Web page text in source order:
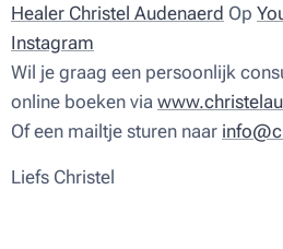
Healer Christel Audenaerd Op
Instagram
Wil je graag een persoonlijk
online boeken via
Of een mailtje sturen naar
Liefs Christel ♥